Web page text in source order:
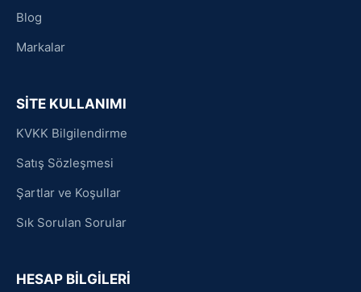
Blog
Markalar
SİTE KULLANIMI
KVKK Bilgilendirme
Satış Sözleşmesi
Şartlar ve Koşullar
Sık Sorulan Sorular
HESAP BİLGİLERİ